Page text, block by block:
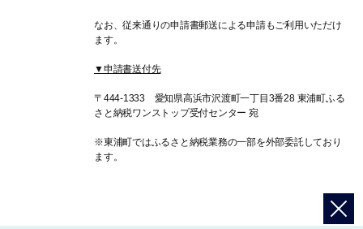
なお、従来通りの申請書郵送による申請もご利用いただけ
ます。
▼申請書送付先
〒444-1333 愛知県高浜市沢渡町一丁目3番28 東浦町ふる
さと納税ワンストップ受付センター 宛
※東浦町ではふるさと納税業務の一部を外部委託しており
ます。